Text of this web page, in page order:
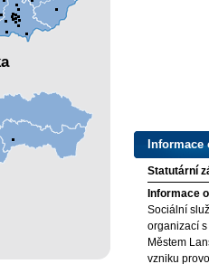
Statutární
Informace
Sociální
organizací
Městem
vzniku